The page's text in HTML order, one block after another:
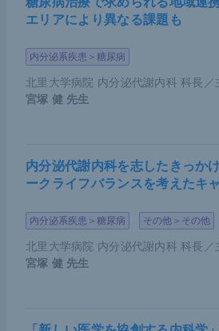
エリアにより異なる課題も
内分泌系疾患＞糖尿病
北里大学病院 内分泌代謝内科 科長／
宮塚 健 先生
内分泌代謝内科を志したきっ
ークライフバランスを考えたキ
内分泌系疾患＞糖尿病 その他＞その他
北里大学病院 内分泌代謝内科 科長／
宮塚 健 先生